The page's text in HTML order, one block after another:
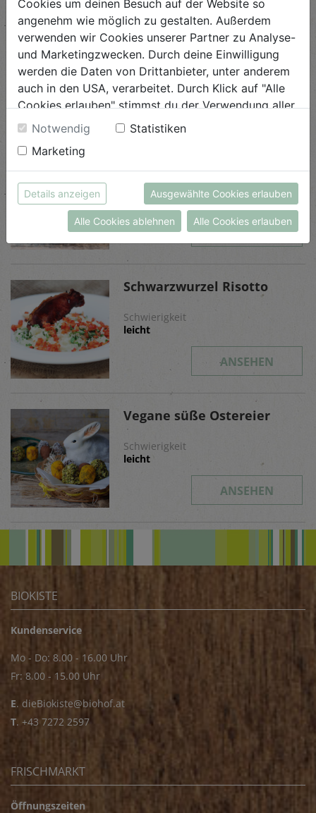
Ähnliche Rezepte
Schwierigkeit
leicht
ANSEHEN
Schwarzwurzel Risotto
Schwierigkeit
leicht
ANSEHEN
Vegane süße Ostereier
Schwierigkeit
leicht
ANSEHEN
BIOKISTE
Kundenservice
Mo - Do: 8.00 - 16.00 Uhr
Fr: 8.00 - 15.00 Uhr
E. dieBiokiste@biohof.at
T. +43 7272 2597
FRISCHMARKT
Öffnungszeiten
Cookies um deinen Besuch auf der Website so
angenehm wie möglich zu gestalten. Außerdem
verwenden wir Cookies unserer Partner zu Analyse-
und Marketingzwecken. Durch deine Einwilligung
werden die Daten von Drittanbieter, unter anderem
auch in den USA, verarbeitet. Durch Klick auf "Alle
Cookies erlauben" stimmst du der Verwendung aller
Cookies zu. Unter "Details anzeigen" findest du alle
Infos zu den unterschiedlichen Cookies, du kannst
auch entscheiden, welche Cookies du erlauben
möchtest.
Weitere Informationen findest du in unserer
Datenschutzerklärung
bzw. imImpressum
Notwendig
Statistiken
Marketing
Details anzeigen Ausgewählte Cookies erlauben
Alle Cookies ablehnen Alle Cookies erlauben